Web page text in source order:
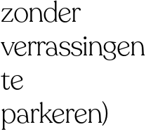
zonder
verrassingen
te
parkeren)